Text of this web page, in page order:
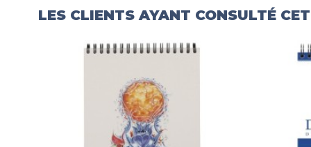
LES CLIENTS AYANT CONSULTÉ